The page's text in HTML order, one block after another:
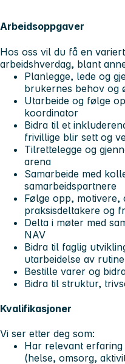
Arbeidsoppgaver
Hos oss vil du få en
arbeidshverdag, blant
Planlegge, lede og
brukernes behov og
Utarbeide og følge
koordinator
Bidra til et
frivillige blir sett og
Tilrettelegge og
arena
Samarbeide med
samarbeidspartnere
Følge opp, motivere,
praksisdeltakere og
Delta i møter med
NAV
Bidra til faglig
utarbeidelse av
Bestille varer og
Bidra til struktur,
Kvalifikasjoner
Vi ser etter deg som:
Har relevant
(helse, omsorg,